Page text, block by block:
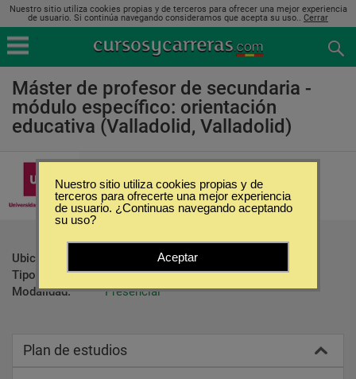
Nuestro sitio utiliza cookies propias y de terceros para ofrecer una mejor experiencia
de usuario. Si continúa navegando consideramos que acepta su uso.. Cerrar
Máster de profesor de secundaria -
módulo específico: orientación
educativa (Valladolid, Valladolid)
Universidad de Valladolid
Ubicación:
Valladolid - Valladolid
Tipo:
Maestrías
Modalidad:
Presencial
Plan de estudios
Nuestro sitio utiliza cookies propias y de
terceros para ofrecerte una mejor experiencia
de usuario. ¿Continuas navegando aceptando
su uso?
Aceptar